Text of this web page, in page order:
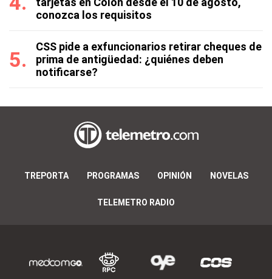
conozca los requisitos
CSS pide a exfuncionarios retirar cheques de
prima de antigüedad: ¿quiénes deben
notificarse?
TREPORTA PROGRAMAS OPINIÓN NOVELAS
TELEMETRO RADIO